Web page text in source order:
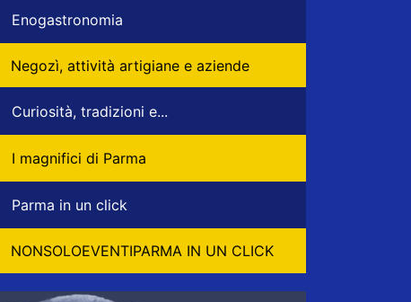
Enogastronomia
Negozì, attività artigiane e aziende
Curiosità, tradizioni e...
I magnifici di Parma
Parma in un click
NONSOLOEVENTIPARMA IN UN CLICK